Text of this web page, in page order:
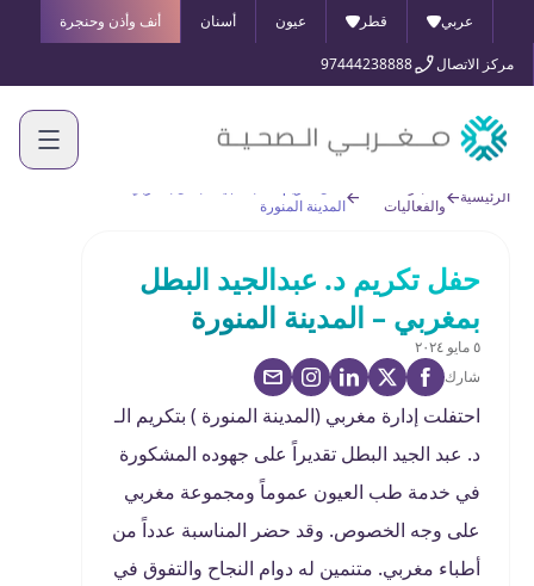
عربي قطر عيون أسنان أنف وأذن وحنجرة
مركز الاتصال 97444238888
الرئيسية
والفعاليات
المدينة المنورة
حفل تكريم د. عبدالجيد البطل
بمغربي – المدينة المنورة
٥ مايو ٢٠٢٤
شارك
احتفلت إدارة مغربي (المدينة المنورة ) بتكريم الـ
د. عبد الجيد البطل تقديراً على جهوده المشكورة
في خدمة طب العيون عموماً ومجموعة مغربي
على وجه الخصوص. وقد حضر المناسبة عدداً من
أطباء مغربي. متنمين له دوام النجاح والتفوق في